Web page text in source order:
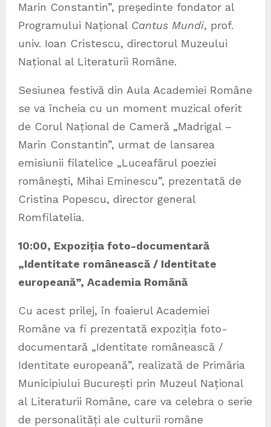
Marin Constantin”, președinte fondator al
Programului Național Cantus Mundi, prof.
univ. Ioan Cristescu, directorul Muzeului
Național al Literaturii Române.
Sesiunea festivă din Aula Academiei Române
se va încheia cu un moment muzical oferit
de Corul Național de Cameră „Madrigal –
Marin Constantin”, urmat de lansarea
emisiunii filatelice „Luceafărul poeziei
românești, Mihai Eminescu”, prezentată de
Cristina Popescu, director general
Romfilatelia.
10:00, Expoziția foto-documentară
„Identitate românească / Identitate
europeană”, Academia Română
Cu acest prilej, în foaierul Academiei
Române va fi prezentată expoziția foto-
documentară „Identitate românească /
Identitate europeană”, realizată de Primăria
Municipiului București prin Muzeul Național
al Literaturii Române, care va celebra o serie
de personalități ale culturii române